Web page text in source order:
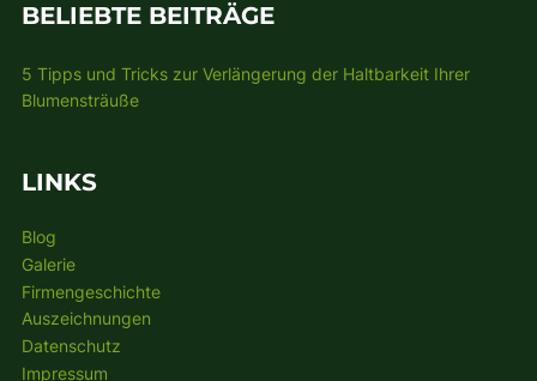
BELIEBTE BEITRÄGE
5 Tipps und Tricks zur Verlängerung der Haltbarkeit Ihrer
Blumensträuße
LINKS
Blog
Galerie
Firmengeschichte
Auszeichnungen
Datenschutz
Impressum